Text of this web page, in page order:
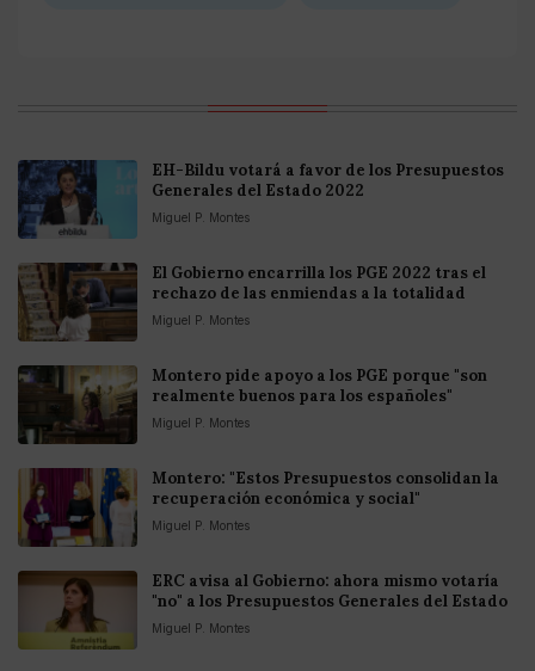
EH-Bildu votará a favor de los Presupuestos
Generales del Estado 2022
Miguel P. Montes
El Gobierno encarrilla los PGE 2022 tras el
rechazo de las enmiendas a la totalidad
Miguel P. Montes
Montero pide apoyo a los PGE porque "son
realmente buenos para los españoles"
Miguel P. Montes
Montero: "Estos Presupuestos consolidan la
recuperación económica y social"
Miguel P. Montes
ERC avisa al Gobierno: ahora mismo votaría
"no" a los Presupuestos Generales del Estado
Miguel P. Montes